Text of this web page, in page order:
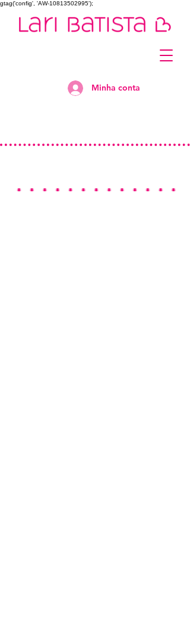
gtag('config', 'AW-10813502995');
Minha conta